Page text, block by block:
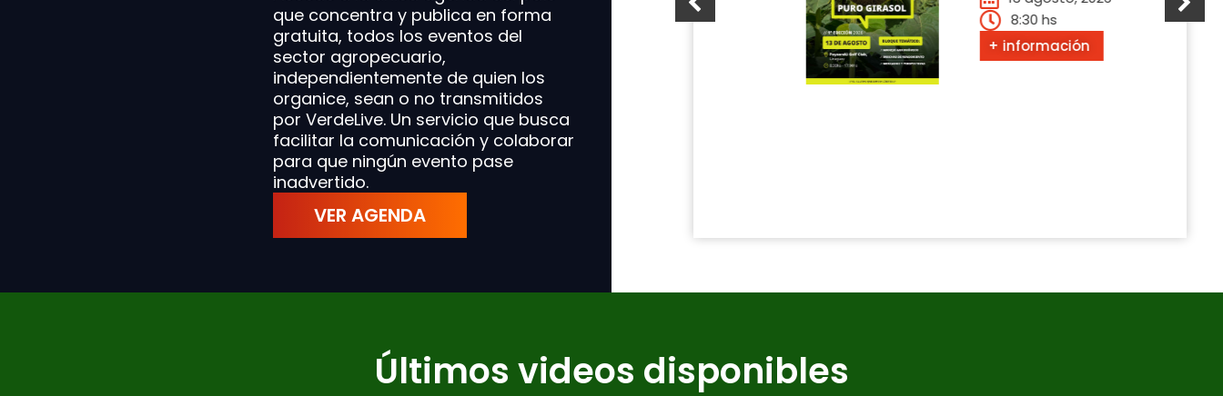
que concentra y publica en forma
gratuita, todos los eventos del
sector agropecuario,
independientemente de quien los
organice, sean o no transmitidos
por VerdeLive. Un servicio que busca
facilitar la comunicación y colaborar
para que ningún evento pase
inadvertido.
VER AGENDA
9:30 hs
+ información
8:30 hs
+ información
Últimos videos disponibles